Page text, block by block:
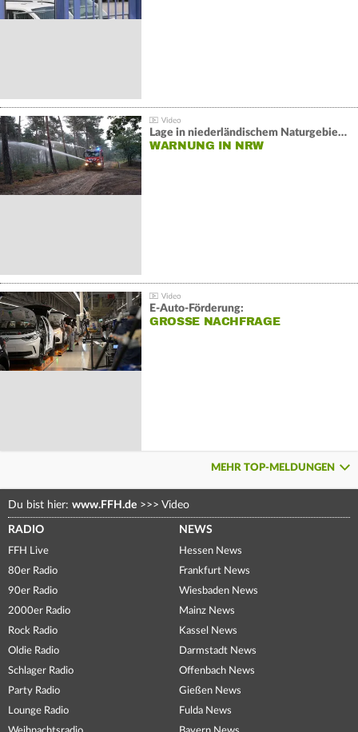
Lage in niederländischem Naturgebiet stabil
WARNUNG IN NRW
E-Auto-Förderung:
GROSSE NACHFRAGE
MEHR TOP-MELDUNGEN
Du bist hier: www.FFH.de >>> Video
RADIO
FFH Live
80er Radio
90er Radio
2000er Radio
Rock Radio
Oldie Radio
Schlager Radio
Party Radio
Lounge Radio
NEWS
Hessen News
Frankfurt News
Wiesbaden News
Mainz News
Kassel News
Darmstadt News
Offenbach News
Gießen News
Fulda News